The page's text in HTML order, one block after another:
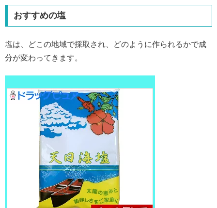
おすすめの塩
塩は、どこの地域で採取され、どのように作られるかで成
分が変わってきます。